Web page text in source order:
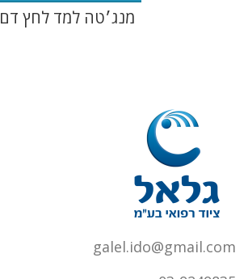
מנג׳טה למד לחץ דם
galel.ido@gmail.com